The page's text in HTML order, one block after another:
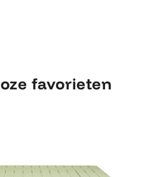
favorieten